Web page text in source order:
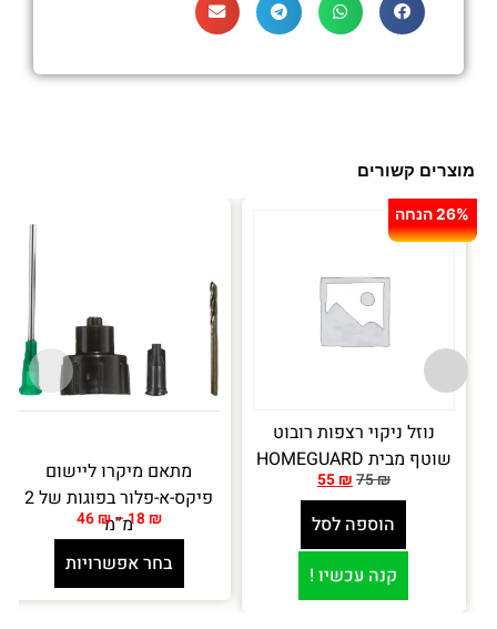
מוצרים קשורים
מתאם מיקרו ליישום
פיקס-א-פלור בפוגות של 2
מ”מ18 ₪
–
46 ₪
בחר אפשרויות
26% הנחה
נוזל ניקוי רצפות רובוט
שוטף מבית HOMEGUARD
75₪
55₪
הוספה לסל
קנה עכשיו !